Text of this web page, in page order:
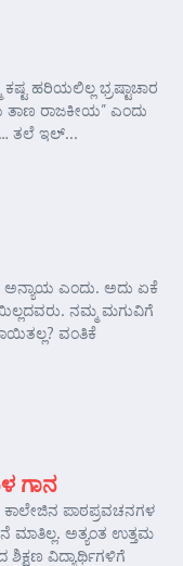
ಹರಿಯಲಿಲ್ಲ ಭ್ರಷ್ಟಾಚಾರ
ರಾಜಕೀಯ” ಎಂದು
ತಲೆ ಇಲ್...
ಎಂದು. ಅದು ಏಕೆ
ನಮ್ಮ ಮಗುವಿಗೆ
ವಂತಿಕೆ
ಗಾನ
ಕಾಲೇಜಿನ ಪಾಠಪ್ರವಚನಗಳ
ಮಾತಿಲ್ಲ. ಅತ್ಯಂತ ಉತ್ತಮ
ಶಿಕ್ಷಣ ವಿದ್ಯಾರ್ಥಿಗಳಿಗೆ